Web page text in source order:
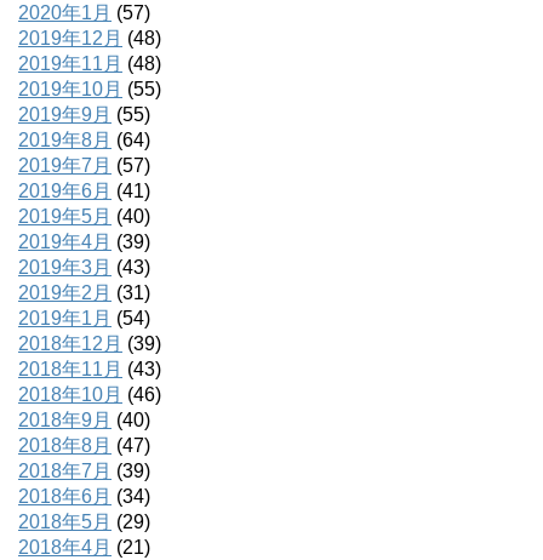
2020年1月 (57)
2019年12月 (48)
2019年11月 (48)
2019年10月 (55)
2019年9月 (55)
2019年8月 (64)
2019年7月 (57)
2019年6月 (41)
2019年5月 (40)
2019年4月 (39)
2019年3月 (43)
2019年2月 (31)
2019年1月 (54)
2018年12月 (39)
2018年11月 (43)
2018年10月 (46)
2018年9月 (40)
2018年8月 (47)
2018年7月 (39)
2018年6月 (34)
2018年5月 (29)
2018年4月 (21)